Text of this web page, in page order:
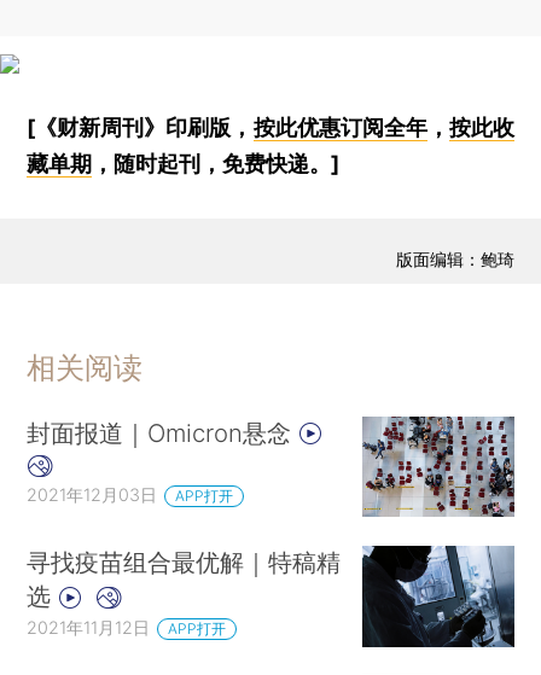
[《财新周刊》印刷版， 按此优惠订阅全年， 按此收
藏单期 ，随时起刊，免费快递。]
版面编辑：鲍琦
相关阅读
封面报道｜Omicron悬念
2021年12月03日 APP打开
寻找疫苗组合最优解｜特稿精
选
2021年11月12日 APP打开